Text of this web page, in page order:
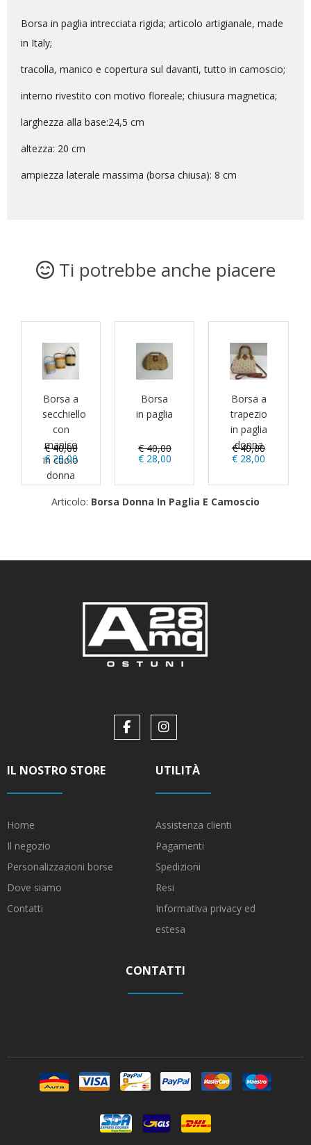
Borsa in paglia intrecciata rigida; articolo artigianale, made
in Italy;
tracolla, manico e copertura sul davanti, tutto in camoscio;
interno rivestito con motivo floreale; chiusura magnetica;
larghezza alla base:24,5 cm
altezza: 20 cm
ampiezza laterale massima (borsa chiusa): 8 cm
Ti potrebbe anche piacere
Borsa a
secchiello
con
manico
in cuoio
donna
€ 40,00
€ 28,00
Borsa
in paglia
€ 40,00
€ 28,00
Borsa a
trapezio
in paglia
donna
€ 40,00
€ 28,00
Articolo: Borsa Donna In Paglia E Camoscio
IL NOSTRO STORE
Home
Il negozio
Personalizzazioni borse
Dove siamo
Contatti
UTILITÀ
Assistenza clienti
Pagamenti
Spedizioni
Resi
Informativa privacy ed
estesa
CONTATTI